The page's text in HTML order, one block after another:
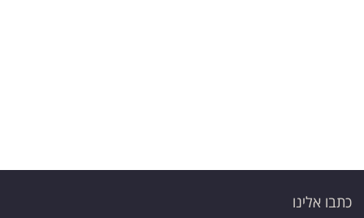
פרסמו
כתבו אלינו